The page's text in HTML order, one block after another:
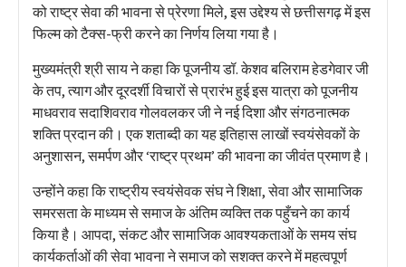
को राष्ट्र सेवा की भावना से प्रेरणा मिले, इस उद्देश्य से छत्तीसगढ़ में इस
फिल्म को टैक्स-फ्री करने का निर्णय लिया गया है।
मुख्यमंत्री श्री साय ने कहा कि पूजनीय डॉ. केशव बलिराम हेडगेवार जी
के तप, त्याग और दूरदर्शी विचारों से प्रारंभ हुई इस यात्रा को पूजनीय
माधवराव सदाशिवराव गोलवलकर जी ने नई दिशा और संगठनात्मक
शक्ति प्रदान की। एक शताब्दी का यह इतिहास लाखों स्वयंसेवकों के
अनुशासन, समर्पण और ‘राष्ट्र प्रथम’ की भावना का जीवंत प्रमाण है।
उन्होंने कहा कि राष्ट्रीय स्वयंसेवक संघ ने शिक्षा, सेवा और सामाजिक
समरसता के माध्यम से समाज के अंतिम व्यक्ति तक पहुँचने का कार्य
किया है। आपदा, संकट और सामाजिक आवश्यकताओं के समय संघ
कार्यकर्ताओं की सेवा भावना ने समाज को सशक्त करने में महत्वपूर्ण